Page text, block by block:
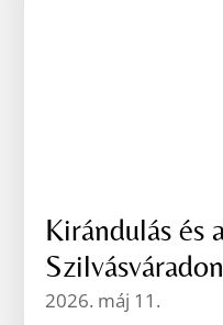
Kirándulás és
Szilvásváradon
2026. máj 11.